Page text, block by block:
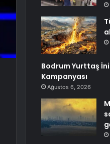
Bodrum Yurttaş
Kampanyası
Ağustos 6, 2026